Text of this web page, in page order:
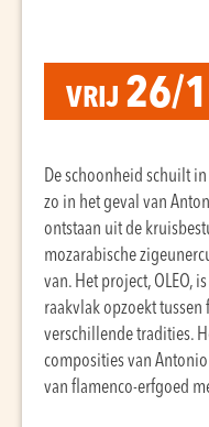
VRIJ 26/
De schoonheid schuilt
zo in het geval van
ontstaan uit de
mozarabische
van. Het project, OLEO,
raakvlak opzoekt tussen
verschillende tradities.
composities van
van flamenco-erfgoed